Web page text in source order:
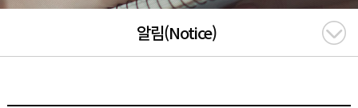
알림(Notice)